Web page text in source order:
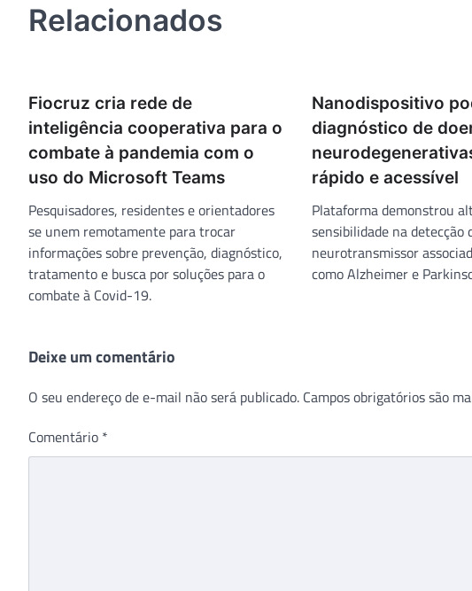
Relacionados
Fiocruz cria rede de
inteligência cooperativa para o
combate à pandemia com o
uso do Microsoft Teams
Pesquisadores, residentes e orientadores
se unem remotamente para trocar
informações sobre prevenção, diagnóstico,
tratamento e busca por soluções para o
combate à Covid-19.
Nanodispositivo
diagnóstico de
rápido e acessível
Plataforma demonstrou
sensibilidade na detecção
neurotransmissor
como Alzheimer e
Deixe um comentário
O seu endereço de e-mail não será publicado. Campos obrigatórios são
Comentário *